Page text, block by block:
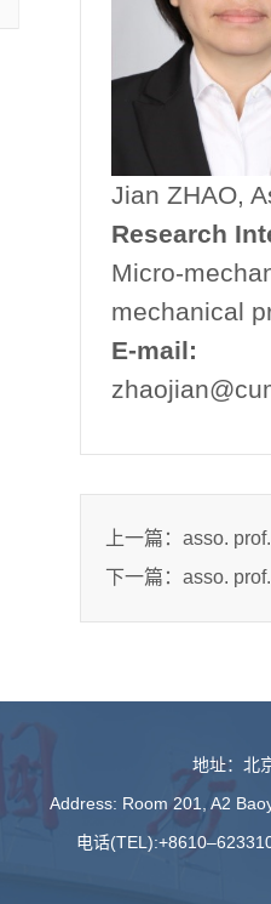
Jian ZHAO,
Research
Micro-
mechanical
E-mail:
上一篇： asso.
下一篇： asso.
地址：北
Address: Room 201, A2
电话